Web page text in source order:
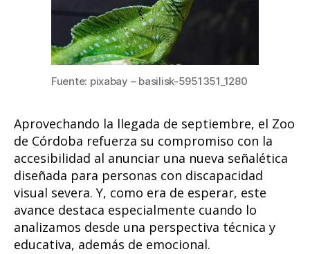
Fuente: pixabay – basilisk-5951351_1280
Aprovechando la llegada de septiembre, el Zoo
de Córdoba refuerza su compromiso con la
accesibilidad al anunciar una nueva señalética
diseñada para personas con discapacidad
visual severa. Y, como era de esperar, este
avance destaca especialmente cuando lo
analizamos desde una perspectiva técnica y
educativa, además de emocional.